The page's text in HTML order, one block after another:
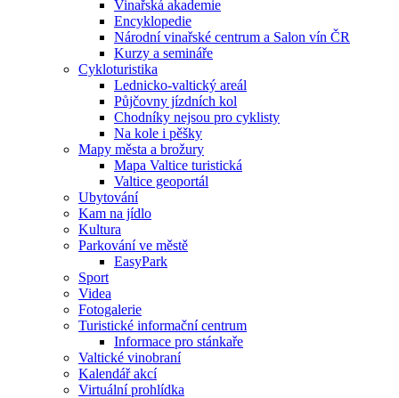
Vinařská akademie
Encyklopedie
Národní vinařské centrum a Salon vín ČR
Kurzy a semináře
Cykloturistika
Lednicko-valtický areál
Půjčovny jízdních kol
Chodníky nejsou pro cyklisty
Na kole i pěšky
Mapy města a brožury
Mapa Valtice turistická
Valtice geoportál
Ubytování
Kam na jídlo
Kultura
Parkování ve městě
EasyPark
Sport
Videa
Fotogalerie
Turistické informační centrum
Informace pro stánkaře
Valtické vinobraní
Kalendář akcí
Virtuální prohlídka